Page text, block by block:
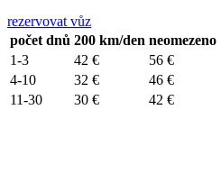
rezervovat vůz
počet dnů 200 km/den neomezeno
1-3
42 €
56 €
4-10
32 €
46 €
11-30
30 € 42 €